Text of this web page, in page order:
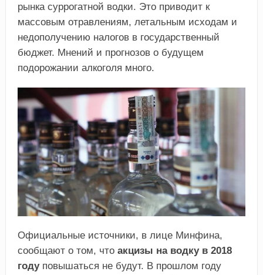
рынка суррогатной водки. Это приводит к
массовым отравлениям, летальным исходам и
недополучению налогов в государственный
бюджет. Мнений и прогнозов о будущем
подорожании алкоголя много.
Официальные источники, в лице Минфина,
сообщают о том, что акцизы на водку в 2018
годуповышаться не будут. В прошлом году